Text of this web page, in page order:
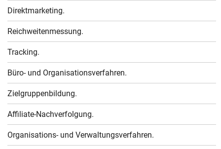
Direktmarketing.
Reichweitenmessung.
Tracking.
Büro- und Organisationsverfahren.
Zielgruppenbildung.
Affiliate-Nachverfolgung.
Organisations- und Verwaltungsverfahren.